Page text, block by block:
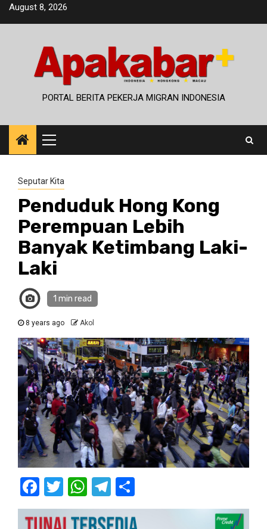
SkipAugust 8, 2026
PORTAL BERITA PEKERJA MIGRAN INDONESIA
Primary
Menu
Seputar Kita
Penduduk Hong Kong
Perempuan Lebih
Banyak Ketimbang Laki-
Laki
1 min read
8 years ago Akol
Facebook
Twitter
WhatsApp
Telegram